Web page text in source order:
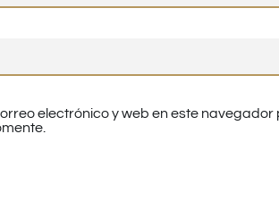
electrónico y web en este navegador